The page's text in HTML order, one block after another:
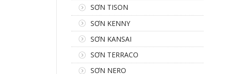
SƠN TISON
SƠN KENNY
SƠN KANSAI
SƠN TERRACO
SƠN NERO